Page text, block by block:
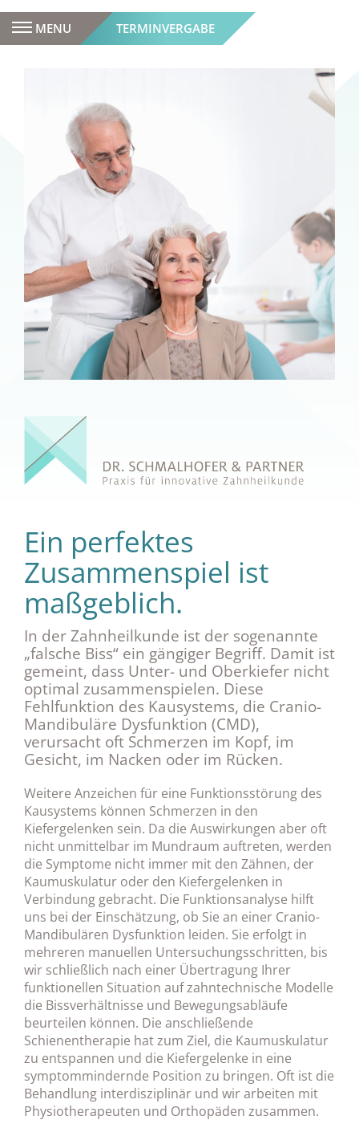
MENU TERMINVERGABE
Ein perfektes
Zusammenspiel ist
maßgeblich.
In der Zahnheilkunde ist der sogenannte
„falsche Biss“ ein gängiger Begriff. Damit ist
gemeint, dass Unter- und Oberkiefer nicht
optimal zusammenspielen. Diese
Fehlfunktion des Kausystems, die Cranio-
Mandibuläre Dysfunktion (CMD),
verursacht oft Schmerzen im Kopf, im
Gesicht, im Nacken oder im Rücken.
Weitere Anzeichen für eine Funktionsstörung des
Kausystems können Schmerzen in den
Kiefergelenken sein. Da die Auswirkungen aber oft
nicht unmittelbar im Mundraum auftreten, werden
die Symptome nicht immer mit den Zähnen, der
Kaumuskulatur oder den Kiefergelenken in
Verbindung gebracht. Die Funktionsanalyse hilft
uns bei der Einschätzung, ob Sie an einer Cranio-
Mandibulären Dysfunktion leiden. Sie erfolgt in
mehreren manuellen Untersuchungsschritten, bis
wir schließlich nach einer Übertragung Ihrer
funktionellen Situation auf zahntechnische Modelle
die Bissverhältnisse und Bewegungsabläufe
beurteilen können. Die anschließende
Schienentherapie hat zum Ziel, die Kaumuskulatur
zu entspannen und die Kiefergelenke in eine
symptommindernde Position zu bringen. Oft ist die
Behandlung interdisziplinär und wir arbeiten mit
Physiotherapeuten und Orthopäden zusammen.